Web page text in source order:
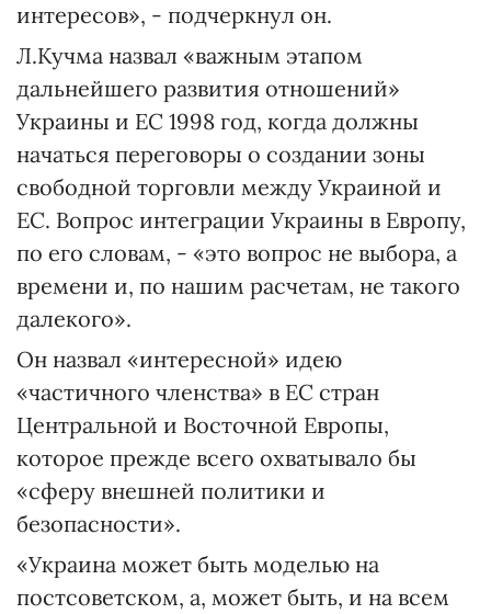
интересов», - подчеркнул он.
Л.Кучма назвал «важным этапом
дальнейшего развития отношений»
Украины и ЕС 1998 год, когда должны
начаться переговоры о создании зоны
свободной торговли между Украиной и
ЕС. Вопрос интеграции Украины в Европу,
по его словам, - «это вопрос не выбора, а
времени и, по нашим расчетам, не такого
далекого».
Он назвал «интересной» идею
«частичного членства» в ЕС стран
Центральной и Восточной Европы,
которое прежде всего охватывало бы
«сферу внешней политики и
безопасности».
«Украина может быть моделью на
постсоветском, а, может быть, и на всем